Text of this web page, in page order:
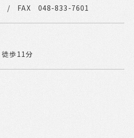
/ FAX 048-833-7601
歩11分